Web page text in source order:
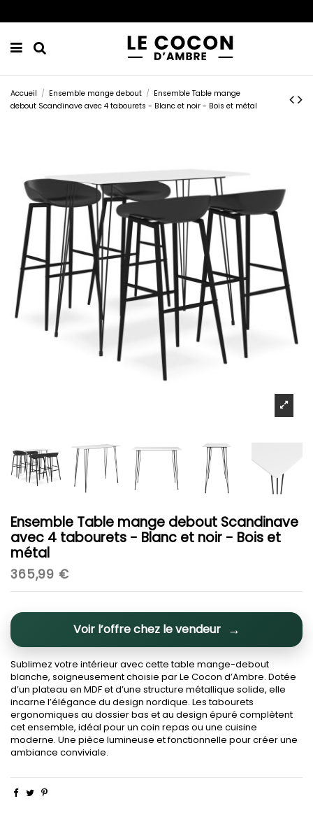
Accueil Ensemble mange debout
Ensemble Table mange
debout Scandinave avec 4 tabourets - Blanc et noir - Bois et métal
Ensemble Table mange debout Scandinave
avec 4 tabourets - Blanc et noir - Bois et
métal
365,99 €
Voir l’offre chez le vendeur
Sublimez votre intérieur avec cette table mange-debout
blanche, soigneusement choisie par Le Cocon d’Ambre. Dotée
d’un plateau en MDF et d’une structure métallique solide, elle
incarne l’élégance du design nordique. Les tabourets
ergonomiques au dossier bas et au design épuré complètent
cet ensemble, idéal pour un coin repas ou une cuisine
moderne. Une pièce lumineuse et fonctionnelle pour créer une
ambiance conviviale.